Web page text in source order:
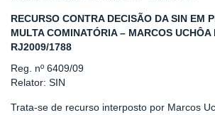
RECURSO CONTRA DECISÃO DA SIN EM
MULTA COMINATÓRIA – MARCOS UCHÔA
RJ2009/1788
Reg. nº 6409/09
Relator: SIN
Trata-se de recurso interposto por Marcos